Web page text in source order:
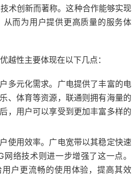
术创新而著称。这种合作能够实现
从而为用户提供更高质量的服务体
越性主要体现在以下几点：
多元化需求。广电提供了丰富的电
、体育等资源，联通则拥有海量的
，用户可以享受到更加丰富多样的
使用效率。广电宽带以其稳定快速
络技术则进一步增强了这一点。
户更流畅的使用体验，提高其效